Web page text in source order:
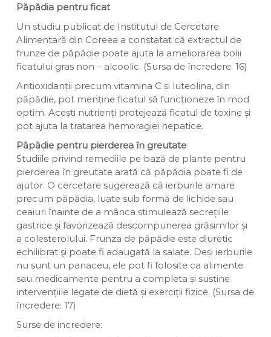
Păpădia pentru ficat
Un studiu publicat de Institutul de Cercetare
Alimentară din Coreea a constatat că extractul de
frunze de păpădie poate ajuta la ameliorarea bolii
ficatului gras non – alcoolic. (Sursa de încredere: 16)
Antioxidanții precum vitamina C și luteolina, din
păpădie, pot menține ficatul să funcționeze în mod
optim. Acești nutrienți protejează ficatul de toxine și
pot ajuta la tratarea hemoragiei hepatice.
Păpădie pentru pierderea în greutate
Studiile privind remediile pe bază de plante pentru
pierderea în greutate arată că păpădia poate fi de
ajutor. O cercetare sugerează că ierburile amare
precum păpădia, luate sub formă de lichide sau
ceaiuri înainte de a mânca stimulează secrețiile
gastrice și favorizează descompunerea grăsimilor și
a colesterolului. Frunza de păpădie este diuretic
echilibrat şi poate fi adaugată la salate. Deși ierburile
nu sunt un panaceu, ele pot fi folosite ca alimente
sau medicamente pentru a completa și susține
intervențiile legate de dietă și exerciții fizice. (Sursa de
încredere: 17)
Surse de incredere: